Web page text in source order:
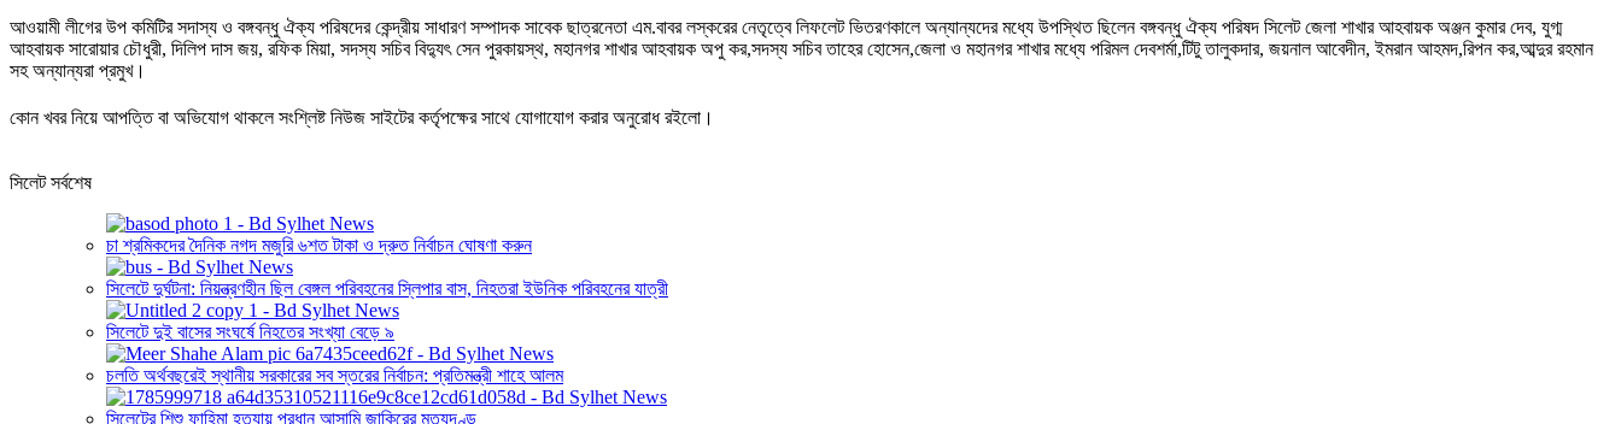
আওয়ামী লীগের উপ কমিটির সদাস্য ও বঙ্গবন্ধু ঐক্য পরিষদের কেন্দ্রীয় সাধারণ সম্পাদক সাবেক ছাত্রনেতা এম.বাবর লস্করের নেতৃত্বে লিফলেট ভিতরণকালে অন্যান্যদের মধ্যে উপস্থিত ছিলেন বঙ্গবন্ধু ঐক্য পরিষদ সিলেট জেলা শাখার আহবায়ক অঞ্জন কুমার দেব, যুগ্ম
আহবায়ক সারোয়ার চৌধুরী, দিলিপ দাস জয়, রফিক মিয়া, সদস্য সচিব বিদ্যুৎ সেন পুরকায়স্থ, মহানগর শাখার আহবায়ক অপু কর,সদস্য সচিব তাহের হোসেন,জেলা ও মহানগর শাখার মধ্যে পরিমল দেবশর্মা,টিটু তালুকদার, জয়নাল আবেদীন, ইমরান আহমদ,রিপন কর,আব্দুর রহমান
সহ অন্যান্যরা প্রমুখ।
কোন খবর নিয়ে আপত্তি বা অভিযোগ থাকলে সংশ্লিষ্ট নিউজ সাইটের কর্তৃপক্ষের সাথে যোগাযোগ করার অনুরোধ রইলো।
সিলেট সর্বশেষ
চা শ্রমিকদের দৈনিক নগদ মজুরি ৬শত টাকা ও দ্রুত নির্বাচন ঘোষণা করুন
সিলেটে দুর্ঘটনা: নিয়ন্ত্রণহীন ছিল বেঙ্গল পরিবহনের স্লিপার বাস, নিহতরা ইউনিক পরিবহনের যাত্রী
সিলেটে দুই বাসের সংঘর্ষে নিহতের সংখ্যা বেড়ে ৯
চলতি অর্থবছরেই স্থানীয় সরকারের সব স্তরের নির্বাচন: প্রতিমন্ত্রী শাহে আলম
সিলেটের শিশু ফাহিমা হত্যায় প্রধান আসামি জাকিরের মৃত্যুদণ্ড